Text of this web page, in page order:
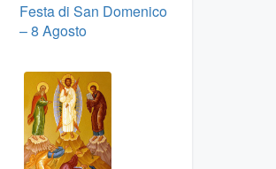
Festa di San Domenico
– 8 Agosto